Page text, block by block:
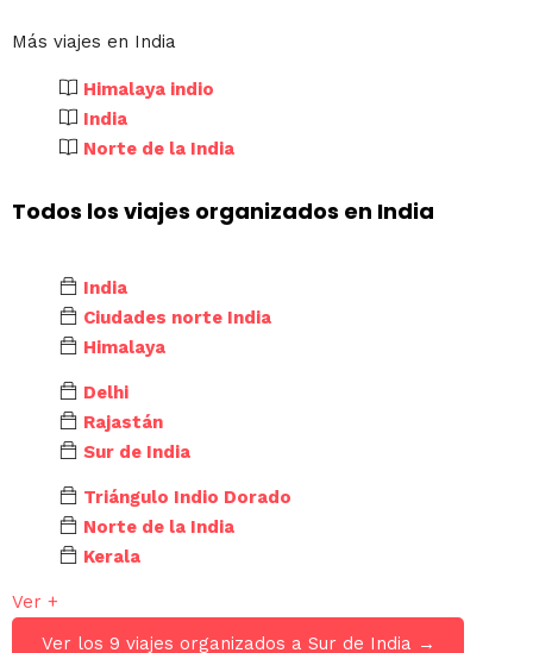
Más viajes en India
Himalaya indio
India
Norte de la India
Todos los viajes organizados en India
India
Ciudades norte India
Himalaya
Delhi
Rajastán
Sur de India
Triángulo Indio Dorado
Norte de la India
Kerala
Ver +
Ver los 9 viajes organizados a Sur de India →